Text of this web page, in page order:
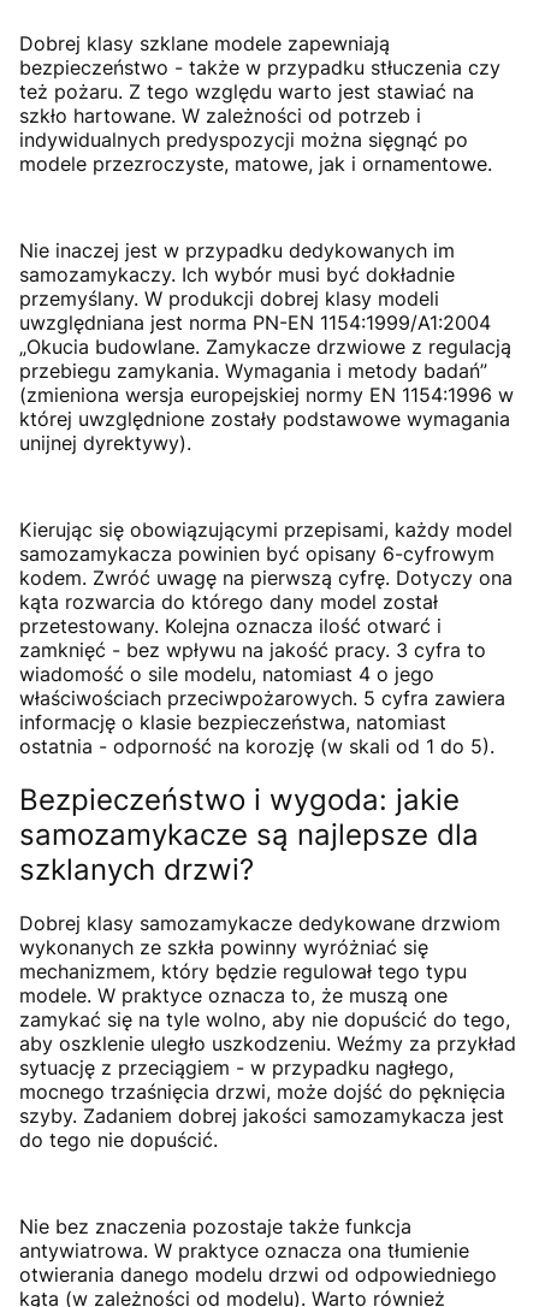
Dobrej klasy szklane modele zapewniają
bezpieczeństwo - także w przypadku stłuczenia czy
też pożaru. Z tego względu warto jest stawiać na
szkło hartowane. W zależności od potrzeb i
indywidualnych predyspozycji można sięgnąć po
modele przezroczyste, matowe, jak i ornamentowe.
Nie inaczej jest w przypadku dedykowanych im
samozamykaczy. Ich wybór musi być dokładnie
przemyślany. W produkcji dobrej klasy modeli
uwzględniana jest norma PN-EN 1154:1999/A1:2004
„Okucia budowlane. Zamykacze drzwiowe z regulacją
przebiegu zamykania. Wymagania i metody badań”
(zmieniona wersja europejskiej normy EN 1154:1996 w
której uwzględnione zostały podstawowe wymagania
unijnej dyrektywy).
Kierując się obowiązującymi przepisami, każdy model
samozamykacza powinien być opisany 6-cyfrowym
kodem. Zwróć uwagę na pierwszą cyfrę. Dotyczy ona
kąta rozwarcia do którego dany model został
przetestowany. Kolejna oznacza ilość otwarć i
zamknięć - bez wpływu na jakość pracy. 3 cyfra to
wiadomość o sile modelu, natomiast 4 o jego
właściwościach przeciwpożarowych. 5 cyfra zawiera
informację o klasie bezpieczeństwa, natomiast
ostatnia - odporność na korozję (w skali od 1 do 5).
Bezpieczeństwo i wygoda: jakie
samozamykacze są najlepsze dla
szklanych drzwi?
Dobrej klasy samozamykacze dedykowane drzwiom
wykonanych ze szkła powinny wyróżniać się
mechanizmem, który będzie regulował tego typu
modele. W praktyce oznacza to, że muszą one
zamykać się na tyle wolno, aby nie dopuścić do tego,
aby oszklenie uległo uszkodzeniu. Weźmy za przykład
sytuację z przeciągiem - w przypadku nagłego,
mocnego trzaśnięcia drzwi, może dojść do pęknięcia
szyby. Zadaniem dobrej jakości samozamykacza jest
do tego nie dopuścić.
Nie bez znaczenia pozostaje także funkcja
antywiatrowa. W praktyce oznacza ona tłumienie
otwierania danego modelu drzwi od odpowiedniego
kąta (w zależności od modelu). Warto również